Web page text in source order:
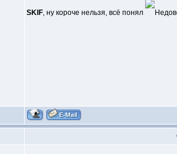
SKIF, ну короче нельзя, всё понял